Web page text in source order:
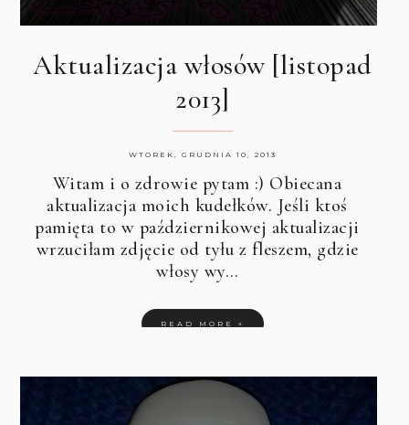
Aktualizacja włosów [listopad
2013]
WTOREK, GRUDNIA 10, 2013
Witam i o zdrowie pytam :) Obiecana
aktualizacja moich kudełków. Jeśli ktoś
pamięta to w październikowej aktualizacji
wrzuciłam zdjęcie od tyłu z fleszem, gdzie
włosy wy…
READ MORE »